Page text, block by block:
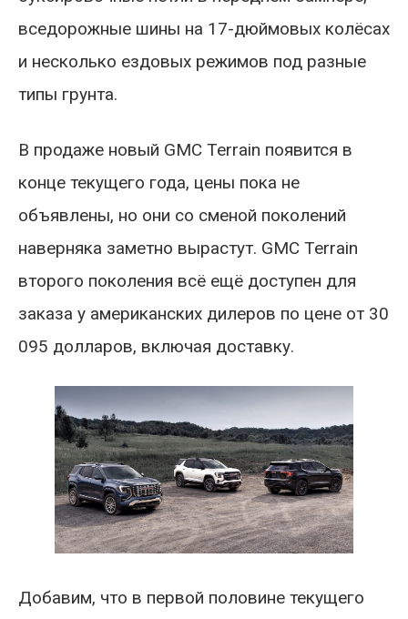
вседорожные шины на 17-дюймовых колёсах
и несколько ездовых режимов под разные
типы грунта.
В продаже новый GMC Terrain появится в
конце текущего года, цены пока не
объявлены, но они со сменой поколений
наверняка заметно вырастут. GMC Terrain
второго поколения всё ещё доступен для
заказа у американских дилеров по цене от 30
095 долларов, включая доставку.
Добавим, что в первой половине текущего